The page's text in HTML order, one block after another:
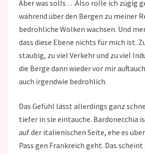
Aber was solls …Also rolle ich zügig
während über den Bergen zu meiner
bedrohliche Wolken wachsen. Und
dass diese Ebene nichts für mich ist.
staubig, zu viel Verkehr und zu viel
die Berge dann wieder vor mir
auch irgendwie bedrohlich.
Das Gefühl lässt allerdings ganz
tiefer in sie eintauche. Bardonecchia
auf der italienischen Seite, ehe es
Pass gen Frankreich geht. Das